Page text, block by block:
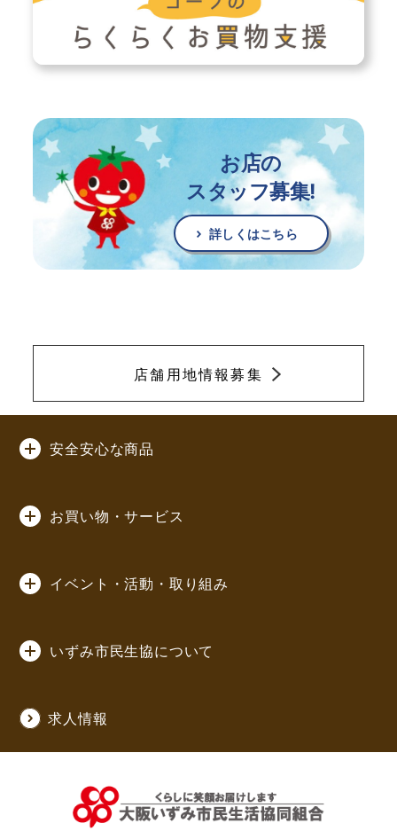
お店の
スタッフ募集!
詳しくはこちら
店舗用地情報募集
安全安心な商品
お買い物・サービス
イベント・活動・取り組み
いずみ市民生協について
求人情報